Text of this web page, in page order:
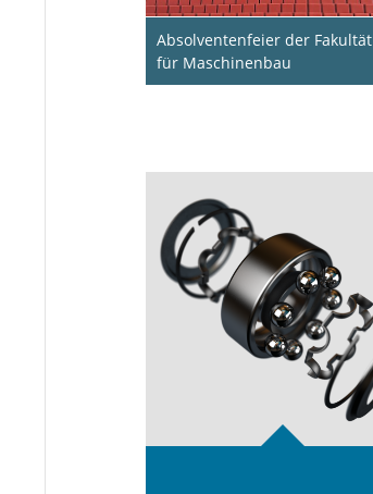
Absolventenfeier der Fakultät
für Maschinenbau